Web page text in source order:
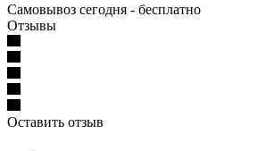
Самовывоз сегодня - бесплатно
Отзывы
Оставить отзыв